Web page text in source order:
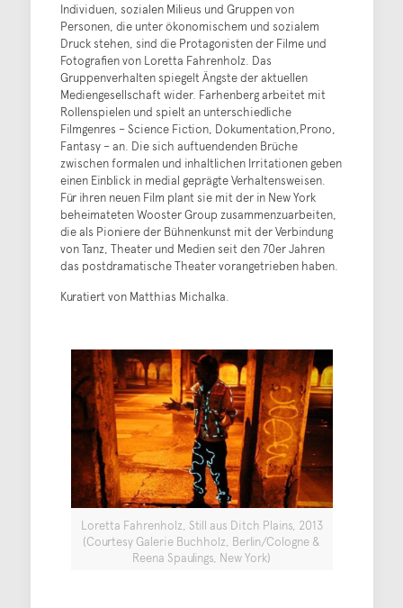
Individuen, sozialen Milieus und Gruppen von
Personen, die unter ökonomischem und sozialem
Druck stehen, sind die Protagonisten der Filme und
Fotografien von Loretta Fahrenholz. Das
Gruppenverhalten spiegelt Ängste der aktuellen
Mediengesellschaft wider. Farhenberg arbeitet mit
Rollenspielen und spielt an unterschiedliche
Filmgenres – Science Fiction, Dokumentation,Prono,
Fantasy – an. Die sich auftuendenden Brüche
zwischen formalen und inhaltlichen Irritationen geben
einen Einblick in medial geprägte Verhaltensweisen.
Für ihren neuen Film plant sie mit der in New York
beheimateten Wooster Group zusammenzuarbeiten,
die als Pioniere der Bühnenkunst mit der Verbindung
von Tanz, Theater und Medien seit den 70er Jahren
das postdramatische Theater vorangetrieben haben.
Kuratiert von Matthias Michalka.
Loretta Fahrenholz, Still aus Ditch Plains, 2013
(Courtesy Galerie Buchholz, Berlin/Cologne &
Reena Spaulings, New York)